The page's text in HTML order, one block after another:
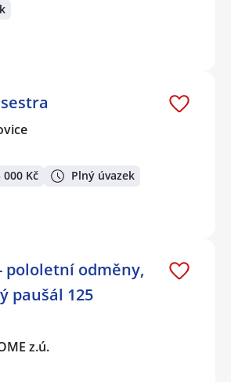
000 Kč Plný úvazek
pololetní odměny,
paušál 125
z.ú.